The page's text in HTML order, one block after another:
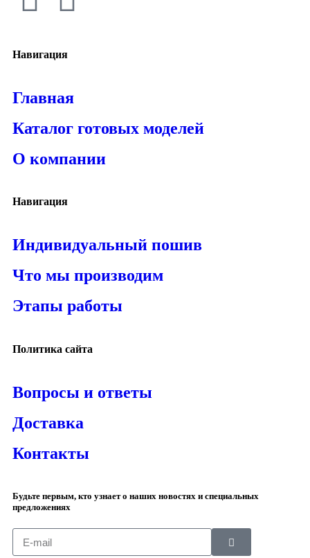
Навигация
Главная
Каталог готовых моделей
О компании
Навигация
Индивидуальный пошив
Что мы производим
Этапы работы
Политика сайта
Вопросы и ответы
Доставка
Контакты
Будьте первым, кто узнает о наших новостях и специальных
предложениях